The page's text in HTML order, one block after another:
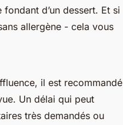
d’un dessert. Et si
allergène - cela vous
il est recommandé
Un délai qui peut
très demandés ou